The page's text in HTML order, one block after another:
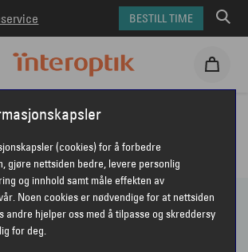
BESTILL TIME
Briller for dame
- DAME
(cookies) for å forbedre
gjøre nettsiden bedre, levere personlig
og innhold samt måle effekten av
Noen cookies er nødvendige for at nettsiden
andre hjelper oss med å tilpasse og skreddersy
for deg.